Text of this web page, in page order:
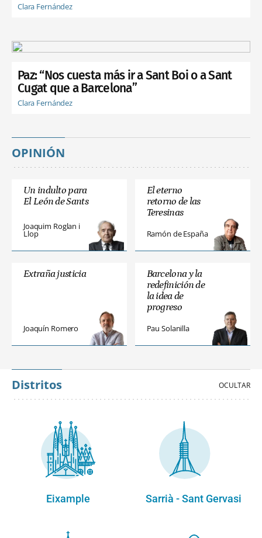
Clara Fernández
Paz: “Nos cuesta más ir a Sant Boi o a Sant
Cugat que a Barcelona”
Clara Fernández
OPINIÓN
Un indulto para
El León de Sants
Joaquim Roglan i
Llop
El eterno
retorno de las
Teresinas
Ramón de España
Extraña justicia
Joaquín Romero
Barcelona y la
redefinición de
la idea de
progreso
Pau Solanilla
Distritos
Eixample Sarrià - Sant Gervasi